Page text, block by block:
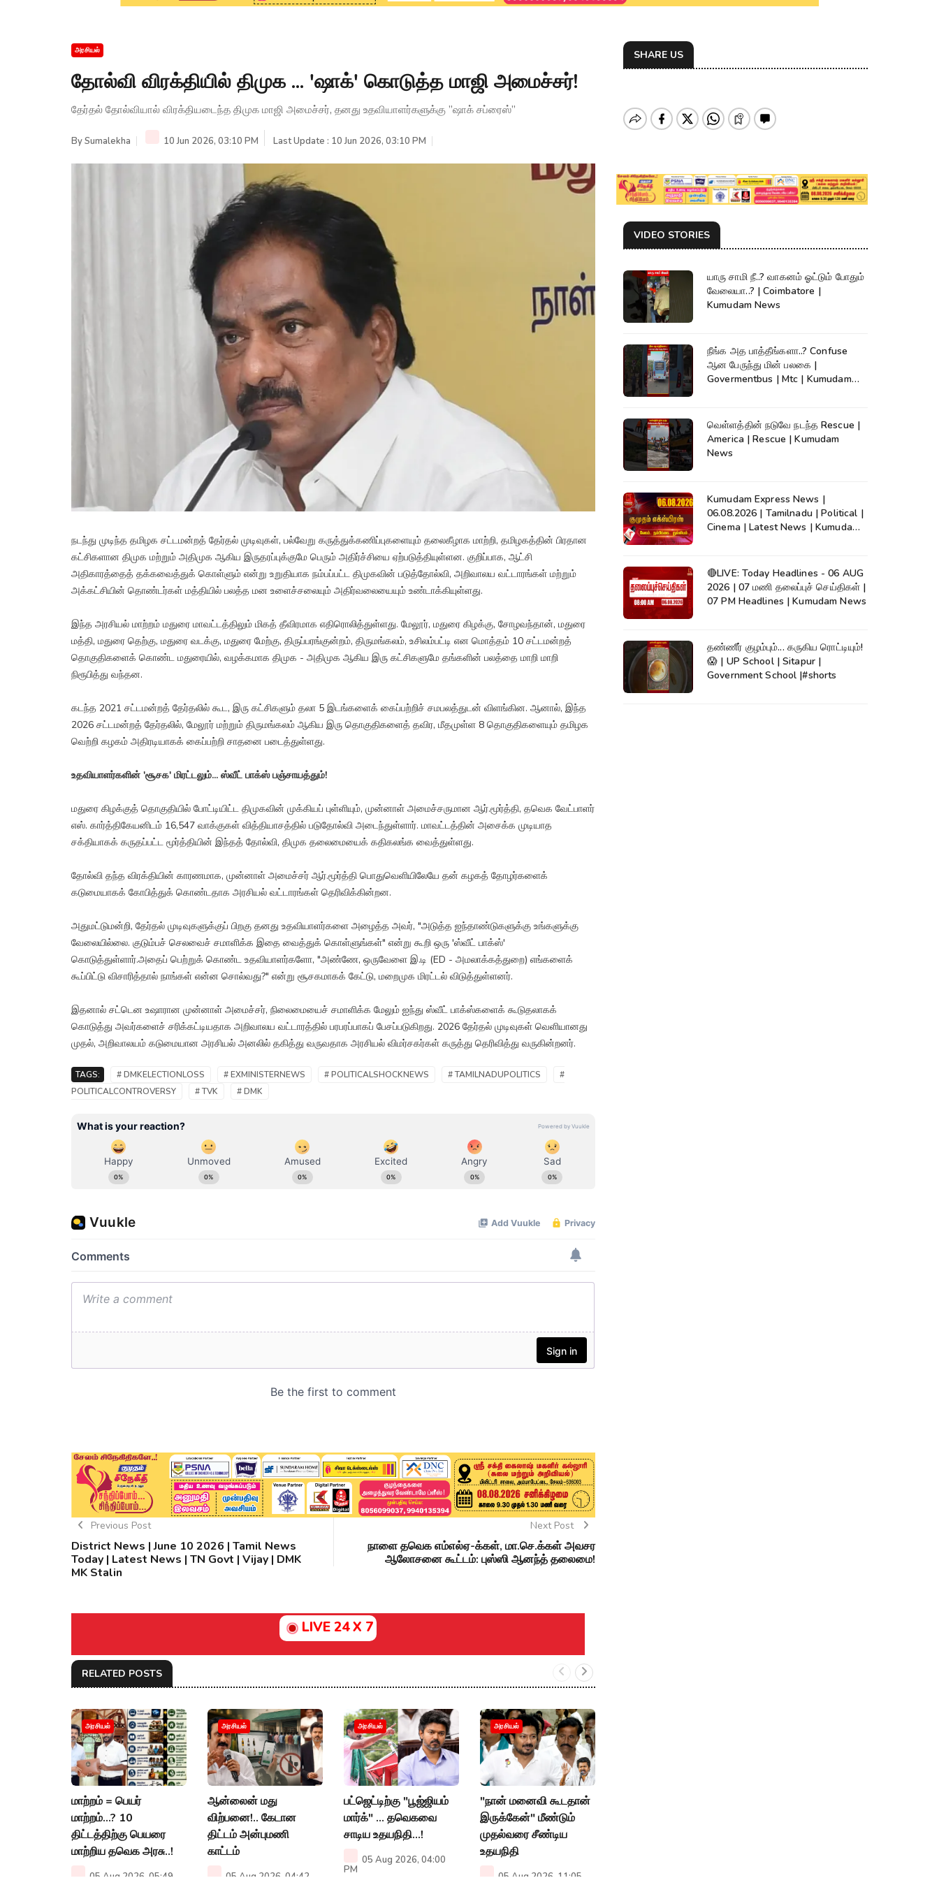
அரசியல்
தோல்வி விரக்தியில் திமுக ... 'ஷாக்' கொடுத்த மாஜி அமைச்சர்!
தேர்தல் தோல்வியால் விரக்தியடைந்த திமுக மாஜி அமைச்சர், தனது உதவியாளர்களுக்கு ”ஷாக் சப்ரைஸ்”
BySumalekha 10 Jun 2026, 03:10 PM Last Update : 10 Jun 2026, 03:10 PM
நடந்து முடிந்த தமிழக சட்டமன்றத் தேர்தல் முடிவுகள், பல்வேறு கருத்துக்கணிப்புகளையும் தலைகீழாக மாற்றி, தமிழகத்தின் பிரதான
கட்சிகளான திமுக மற்றும் அதிமுக ஆகிய இருதரப்புக்குமே பெரும் அதிர்ச்சியை ஏற்படுத்தியுள்ளன. குறிப்பாக, ஆட்சி
அதிகாரத்தைத் தக்கவைத்துக் கொள்ளும் என்று உறுதியாக நம்பப்பட்ட திமுகவின் படுத்தோல்வி, அறிவாலய வட்டாரங்கள் மற்றும்
அக்கட்சியின் தொண்டர்கள் மத்தியில் பலத்த மன உளைச்சலையும் அதிர்வலையையும் உண்டாக்கியுள்ளது.
இந்த அரசியல் மாற்றம் மதுரை மாவட்டத்திலும் மிகத் தீவிரமாக எதிரொலித்துள்ளது. மேலூர், மதுரை கிழக்கு, சோழவந்தான், மதுரை
மத்தி, மதுரை தெற்கு, மதுரை வடக்கு, மதுரை மேற்கு, திருப்பரங்குன்றம், திருமங்கலம், உசிலம்பட்டி என மொத்தம் 10 சட்டமன்றத்
தொகுதிகளைக் கொண்ட மதுரையில், வழக்கமாக திமுக - அதிமுக ஆகிய இரு கட்சிகளுமே தங்களின் பலத்தை மாறி மாறி
நிரூபித்து வந்தன.
கடந்த 2021 சட்டமன்றத் தேர்தலில் கூட, இரு கட்சிகளும் தலா 5 இடங்களைக் கைப்பற்றிச் சமபலத்துடன் விளங்கின. ஆனால், இந்த
2026 சட்டமன்றத் தேர்தலில், மேலூர் மற்றும் திருமங்கலம் ஆகிய இரு தொகுதிகளைத் தவிர, மீதமுள்ள 8 தொகுதிகளையும் தமிழக
வெற்றி கழகம் அதிரடியாகக் கைப்பற்றி சாதனை படைத்துள்ளது.
உதவியாளர்களின் 'சூசக' மிரட்டலும்... ஸ்வீட் பாக்ஸ் பஞ்சாயத்தும்!
மதுரை கிழக்குத் தொகுதியில் போட்டியிட்ட திமுகவின் முக்கியப் புள்ளியும், முன்னாள் அமைச்சருமான ஆர்.மூர்த்தி, தவெக வேட்பாளர்
எஸ். கார்த்திகேயனிடம் 16,547 வாக்குகள் வித்தியாசத்தில் படுதோல்வி அடைந்துள்ளார். மாவட்டத்தின் அசைக்க முடியாத
சக்தியாகக் கருதப்பட்ட மூர்த்தியின் இந்தத் தோல்வி, திமுக தலைமையைக் கதிகலங்க வைத்துள்ளது.
தோல்வி தந்த விரக்தியின் காரணமாக, முன்னாள் அமைச்சர் ஆர்.மூர்த்தி பொதுவெளியிலேயே தன் கழகத் தோழர்களைக்
கடுமையாகக் கோபித்துக் கொண்டதாக அரசியல் வட்டாரங்கள் தெரிவிக்கின்றன.
அதுமட்டுமன்றி, தேர்தல் முடிவுகளுக்குப் பிறகு தனது உதவியாளர்களை அழைத்த அவர், "அடுத்த ஐந்தாண்டுகளுக்கு உங்களுக்கு
வேலையில்லை. குடும்பச் செலவைச் சமாளிக்க இதை வைத்துக் கொள்ளுங்கள்" என்று கூறி ஒரு 'ஸ்வீட் பாக்ஸ்'
கொடுத்துள்ளார்.அதைப் பெற்றுக் கொண்ட உதவியாளர்களோ, "அண்ணே, ஒருவேளை இ.டி (ED - அமலாக்கத்துறை) எங்களைக்
கூப்பிட்டு விசாரித்தால் நாங்கள் என்ன சொல்வது?" என்று சூசகமாகக் கேட்டு, மறைமுக மிரட்டல் விடுத்துள்ளனர்.
இதனால் சட்டென உஷாரான முன்னாள் அமைச்சர், நிலைமையைச் சமாளிக்க மேலும் ஐந்து ஸ்வீட் பாக்ஸ்களைக் கூடுதலாகக்
கொடுத்து அவர்களைச் சரிக்கட்டியதாக அறிவாலய வட்டாரத்தில் பரபரப்பாகப் பேசப்படுகிறது. 2026 தேர்தல் முடிவுகள் வெளியானது
முதல், அறிவாலயம் கடுமையான அரசியல் அனலில் தகித்து வருவதாக அரசியல் விமர்சகர்கள் கருத்து தெரிவித்து வருகின்றனர்.
TAGS: # DMKELECTIONLOSS # EXMINISTERNEWS # POLITICALSHOCKNEWS # TAMILNADUPOLITICS
#
POLITICALCONTROVERSY
# TVK # DMK
Previous Post
District News | June 10 2026 | Tamil News
Today | Latest News | TN Govt | Vijay | DMK
MK Stalin
Next Post
நாளை தவெக எம்எல்ஏ-க்கள், மா.செ.க்கள் அவசர
ஆலோசனை கூட்டம்: புஸ்ஸி ஆனந்த் தலைமை!
LIVE 24 X 7
RELATED POSTS
அரசியல்
மாற்றம் = பெயர்
மாற்றம்…? 10
திட்டத்திற்கு பெயரை
மாற்றிய தவெக அரசு..!
அரசியல்
ஆன்லைன் மது
விற்பனை!.. கேடான
திட்டம் அன்புமணி
காட்டம்
அரசியல்
பட்ஜெட்டிற்கு "பூஜ்ஜியம்
மார்க்" ... தவெகவை
சாடிய உதயநிதி...!
05 Aug 2026, 04:00
PM
அரசியல்
"நான் மனைவி கூடதான்
இருக்கேன்" மீண்டும்
முதல்வரை சீண்டிய
உதயநிதி
SHARE US
VIDEO STORIES
யாரு சாமி நீ..? வாகனம் ஓட்டும் போதும்
வேலையா..? | Coimbatore |
Kumudam News
நீங்க அத பாத்தீங்களா..? Confuse
ஆன பேருந்து மின் பலகை |
Govermentbus | Mtc | Kumudam
வெள்ளத்தின் நடுவே நடந்த Rescue |
America | Rescue | Kumudam
News
Kumudam Express News |
06.08.2026 | Tamilnadu | Political |
Cinema | Latest News | Kumudam
🔴LIVE: Today Headlines - 06 AUG
2026 | 07 மணி தலைப்புச் செய்திகள் |
07 PM Headlines | Kumudam News
தண்ணீர் குழம்பும்... கருகிய ரொட்டியும்!
😱 | UP School | Sitapur |
Government School |#shorts